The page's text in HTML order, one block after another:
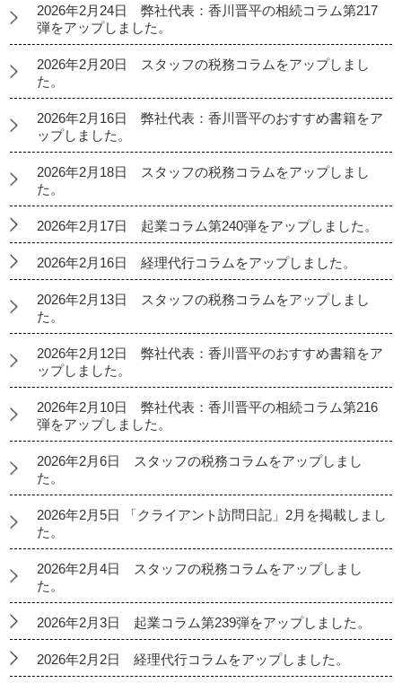
2026年2月24日 弊社代表：香川晋平の相続コラム第217
弾をアップしました。
2026年2月20日 スタッフの税務コラムをアップしまし
た。
2026年2月16日 弊社代表：香川晋平のおすすめ書籍をア
ップしました。
2026年2月18日 スタッフの税務コラムをアップしまし
た。
2026年2月17日 起業コラム第240弾をアップしました。
2026年2月16日 経理代行コラムをアップしました。
2026年2月13日 スタッフの税務コラムをアップしまし
た。
2026年2月12日 弊社代表：香川晋平のおすすめ書籍をア
ップしました。
2026年2月10日 弊社代表：香川晋平の相続コラム第216
弾をアップしました。
2026年2月6日 スタッフの税務コラムをアップしまし
た。
2026年2月5日 「クライアント訪問日記」2月を掲載しまし
た。
2026年2月4日 スタッフの税務コラムをアップしまし
た。
2026年2月3日 起業コラム第239弾をアップしました。
2026年2月2日 経理代行コラムをアップしました。